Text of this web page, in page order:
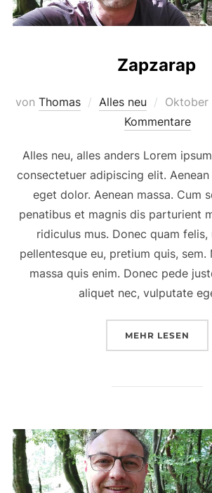
Zapzarap
von Thomas Alles neu
Kommentare
Alles neu, alles anders Lorem
consectetuer adipiscing elit.
eget dolor. Aenean massa. Cum
penatibus et magnis dis parturient
ridiculus mus. Donec quam felis,
pellentesque eu, pretium quis, sem.
massa quis enim. Donec pede
aliquet nec, vulputate
MEHR LESEN